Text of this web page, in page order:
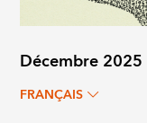
Décembre 2025
FRANÇAIS